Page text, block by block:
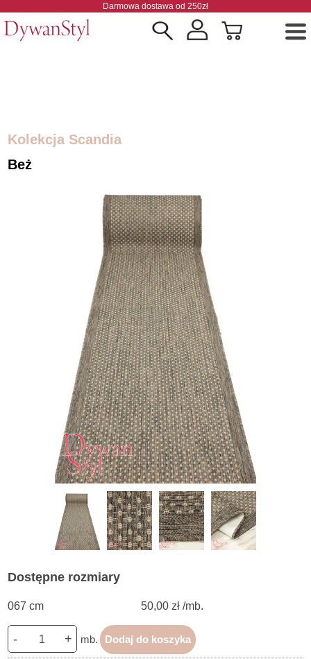
Darmowa dostawa od 250zł
Kolekcja Scandia
Beż
Dostępne rozmiary
067 cm 50,00 zł /mb.
- + mb. Dodaj do koszyka